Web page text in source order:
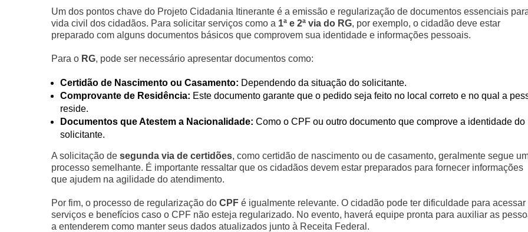
Um dos pontos chave do Projeto Cidadania Itinerante é a emissão e regularização de documentos essenciais
vida civil dos cidadãos. Para solicitar serviços como a 1ª e 2ª via do RG, por exemplo, o cidadão deve estar
preparado com alguns documentos básicos que comprovem sua identidade e informações pessoais.
Para o RG, pode ser necessário apresentar documentos como:
Certidão de Nascimento ou Casamento: Dependendo da situação do solicitante.
Comprovante de Residência: Este documento garante que o pedido seja feito no local correto e no qual a
reside.
Documentos que Atestem a Nacionalidade: Como o CPF ou outro documento que comprove a identidade do
solicitante.
A solicitação de segunda via de certidões, como certidão de nascimento ou de casamento, geralmente segue
processo semelhante. É importante ressaltar que os cidadãos devem estar preparados para fornecer informações
que ajudem na agilidade do atendimento.
Por fim, o processo de regularização do CPF é igualmente relevante. O cidadão pode ter dificuldade para acessar
serviços e benefícios caso o CPF não esteja regularizado. No evento, haverá equipe pronta para auxiliar as
a entenderem como manter seus dados atualizados junto à Receita Federal.